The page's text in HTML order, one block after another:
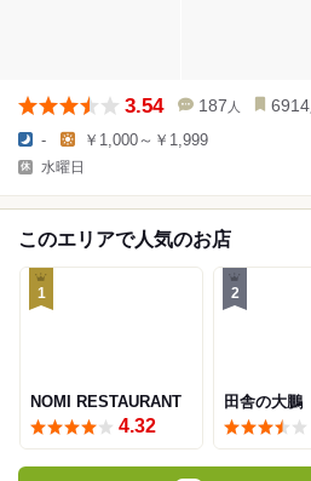
3.54 187 人 6914
- ￥1,000～￥1,999
水曜日
このエリアで人気のお店
1
NOMI RESTAURANT
4.32
2
田舎の大鵬